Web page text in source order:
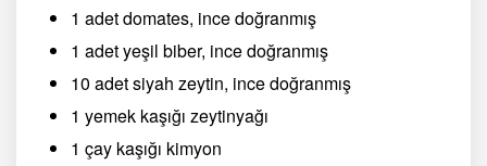
1 adet domates, ince doğranmış
1 adet yeşil biber, ince doğranmış
10 adet siyah zeytin, ince doğranmış
1 yemek kaşığı zeytinyağı
1 çay kaşığı kimyon